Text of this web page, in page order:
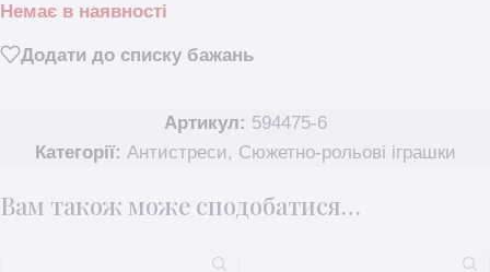
Немає в наявності
Додати до списку бажань
Артикул: 594475-6
Категорії: Антистреси, Сюжетно-рольові іграшки
Вам також може сподобатися…